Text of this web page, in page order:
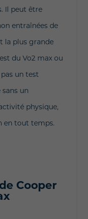
Il peut être
entraînées de
la plus grande
du Vo2 max ou
un test
un
physique,
en tout temps.
Cooper